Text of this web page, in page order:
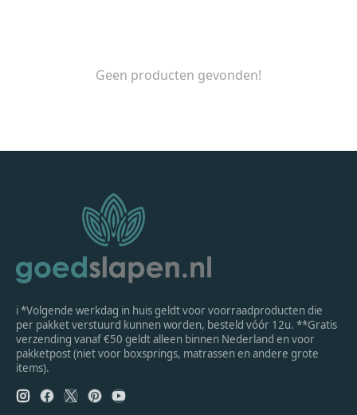
Geen producten gevonden!
ℹ *Volgende werkdag in huis geldt voor voorraadproducten die
per pakket verstuurd kunnen worden, besteld vóór 12u. **Gratis
verzending vanaf €50 geldt alleen binnen Nederland en voor
pakketpost (niet voor boxsprings, matrassen en andere grote
items).